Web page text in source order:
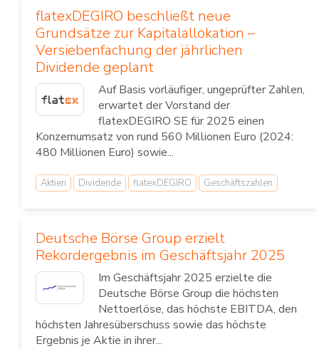
flatexDEGIRO beschließt neue
Grundsätze zur Kapitalallokation –
Versiebenfachung der jährlichen
Dividende geplant
Auf Basis vorläufiger, ungeprüfter Zahlen,
erwartet der Vorstand der
flatexDEGIRO SE für 2025 einen
Konzernumsatz von rund 560 Millionen Euro (2024:
480 Millionen Euro) sowie...
Aktien Dividende flatexDEGIRO Geschäftszahlen
Deutsche Börse Group erzielt
Rekordergebnis im Geschäftsjahr 2025
Im Geschäftsjahr 2025 erzielte die
Deutsche Börse Group die höchsten
Nettoerlöse, das höchste EBITDA, den
höchsten Jahresüberschuss sowie das höchste
Ergebnis je Aktie in ihrer...